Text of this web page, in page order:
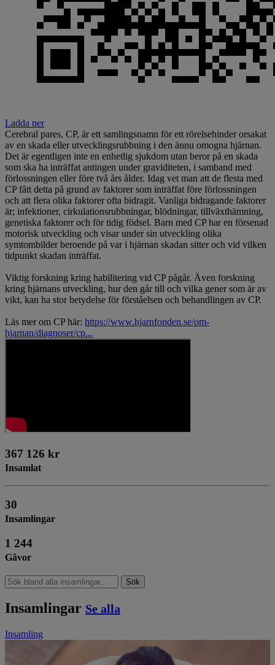
Ladda ner
Cerebral pares, CP, är ett samlingsnamn för ett rörelsehinder orsakat
av en skada eller utvecklingsrubbning i den ännu omogna hjärnan.
Det är egentligen inte en enhetlig sjukdom utan beror på en skada
som ska ha inträffat antingen under graviditeten, i samband med
förlossningen eller före två års ålder. Idag vet man att de flesta med
CP fått detta på grund av faktorer som inträffat före förlossningen
och att flera olika faktorer ofta bidragit. Vanliga bidragande faktorer
är; infektioner, cirkulationsrubbningar, blödningar, tillväxthämning,
genetiska faktorer och för tidig födsel. Barn med CP har en försenad
motorisk utveckling och visar under sin utveckling olika
symtombilder beroende på var i hjärnan skadan sitter och vid vilken
tidpunkt skadan inträffat.
Viktig forskning kring habilitering vid CP pågår. Även forskning
kring hjärnans utveckling, hur den går till och vilka gener som är av
vikt, kan ha stor betydelse för förståelsen och behandlingen av CP.
Läs mer om CP här: https://www.hjarnfonden.se/om-
hjarnan/diagnoser/cp...
367 126 kr
Insamlat
30
Insamlingar
1 244
Gåvor
Sök
Insamlingar Se alla
Insamling